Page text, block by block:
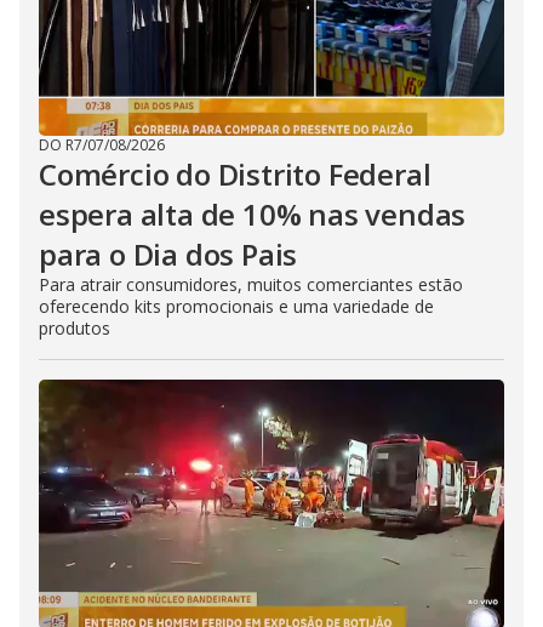
DO R7/07/08/2026
Comércio do Distrito Federal
espera alta de 10% nas vendas
para o Dia dos Pais
Para atrair consumidores, muitos comerciantes estão
oferecendo kits promocionais e uma variedade de
produtos